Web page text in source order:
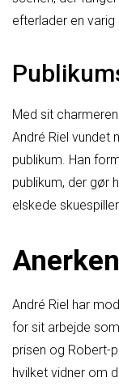
efterlader en varig
Med sit
André Riel vundet
publikum. Han
publikum, der gør
elskede
André Riel har
for sit arbejde
prisen og Robert-
hvilket vidner om